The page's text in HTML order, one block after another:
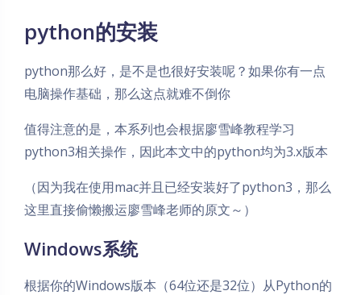
python的安装
python那么好，是不是也很好安装呢？如果你有一点
电脑操作基础，那么这点就难不倒你
值得注意的是，本系列也会根据廖雪峰教程学习
python3相关操作，因此本文中的python均为3.x版本
（因为我在使用mac并且已经安装好了python3，那么
这里直接偷懒搬运廖雪峰老师的原文～）
Windows系统
根据你的Windows版本（64位还是32位）从Python的